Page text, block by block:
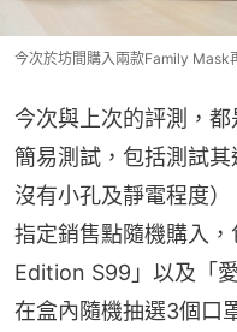
今次於坊間購入兩款Family Mask
今次與上次的評測，
簡易測試，包括測試
沒有小孔及靜電程度
指定銷售點隨機購入
Edition S99」以及「
在盒內隨機抽選3個口